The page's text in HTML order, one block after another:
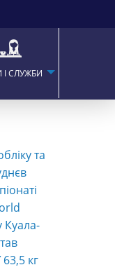
І СЛУЖБИ
та
Куала-
кг